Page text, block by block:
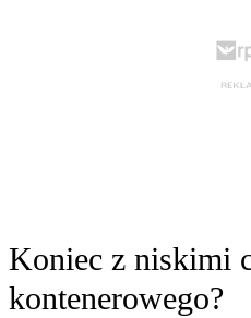
Koniec z niskimi
kontenerowego?